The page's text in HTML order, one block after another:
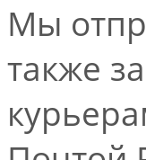
Мы
также